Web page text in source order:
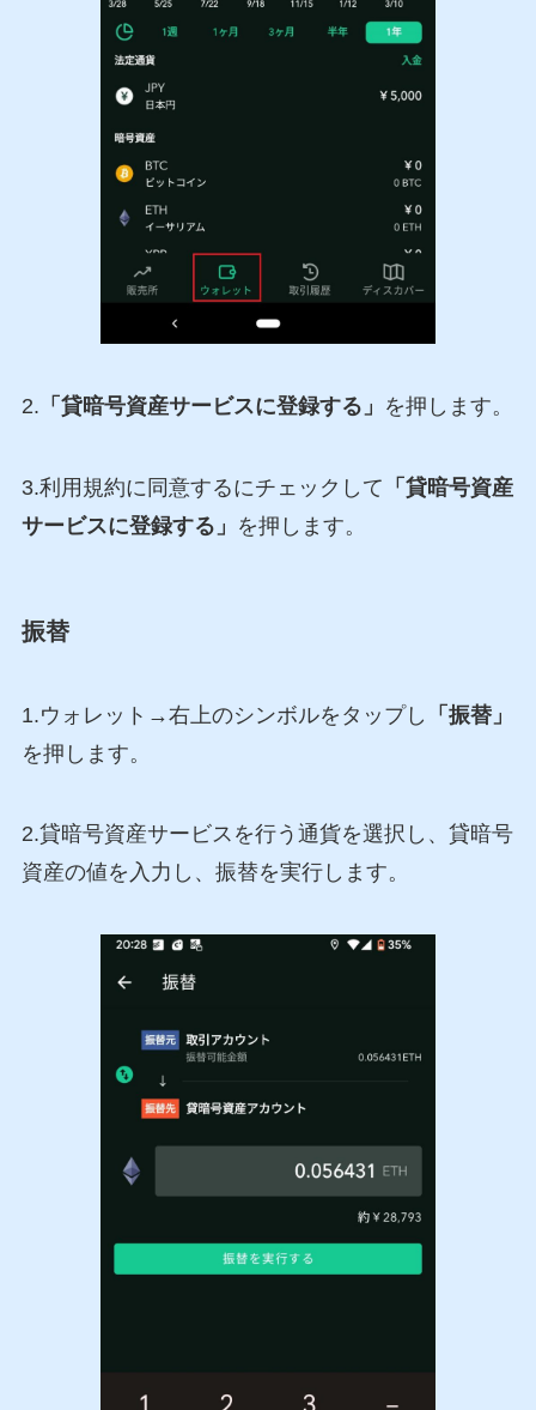
2. 「貸暗号資産サービスに登録する」 を押します。
3.利用規約に同意するにチェックして 「貸暗号資産
サービスに登録する」 を押します。
振替
1.ウォレット→右上のシンボルをタップし
「振替」
を押します。
2.貸暗号資産サービスを行う通貨を選択し、貸暗号
資産の値を入力し、振替を実行します。